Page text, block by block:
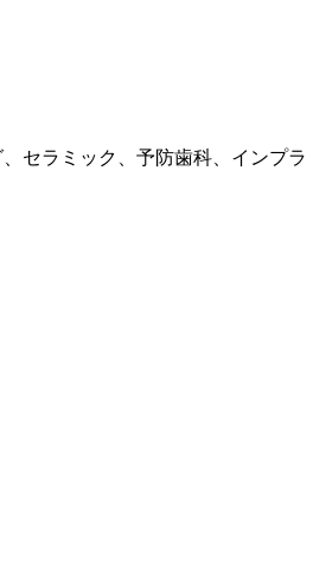
セラミック、予防歯科、インプラ